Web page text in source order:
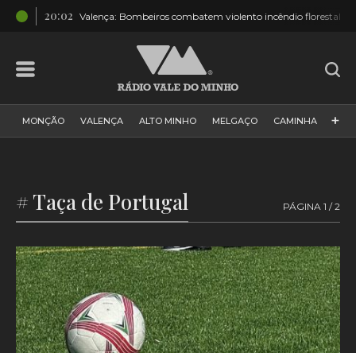
20:02 Valença: Bombeiros combatem violento incêndio florestal
MONÇÃO VALENÇA ALTO MINHO MELGAÇO CAMINHA
DESPORTO
VALE DO MINHO MINHO MUNDO ESPANHA NORTE
VILA PRAIA DE ÂNCORA
+
# Taça de Portugal PÁGINA 1 / 2